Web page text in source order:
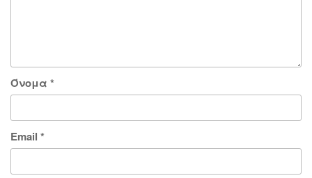
Όνομα *
Email *